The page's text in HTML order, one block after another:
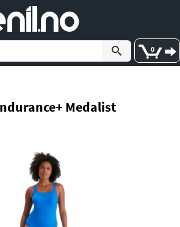
nil no
0
Medalist